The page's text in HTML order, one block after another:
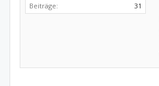
Beiträge:
31